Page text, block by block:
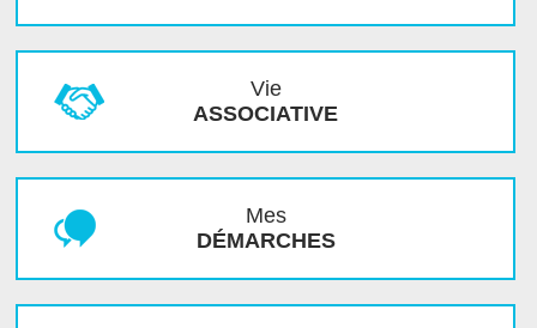
Vie
ASSOCIATIVE
Mes
DÉMARCHES